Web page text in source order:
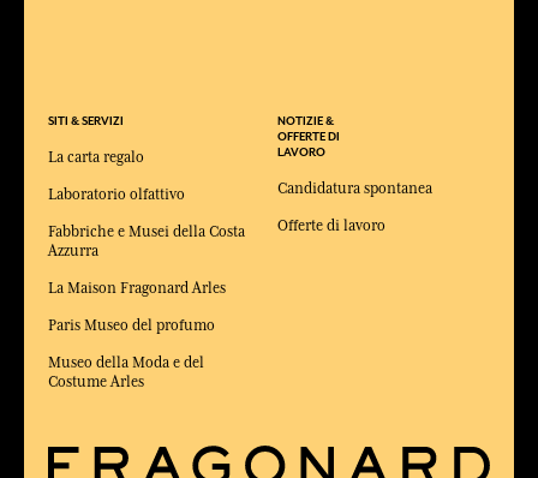
SITI & SERVIZI
La carta regalo
Laboratorio olfattivo
Fabbriche e Musei della Costa
Azzurra
La Maison Fragonard Arles
Paris Museo del profumo
Museo della Moda e del
Costume Arles
NOTIZIE &
OFFERTE DI
LAVORO
Candidatura spontanea
Offerte di lavoro